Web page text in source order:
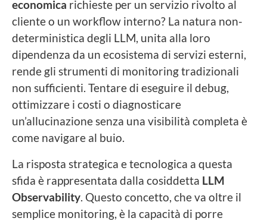
economica richieste per un servizio rivolto al
cliente o un workflow interno? La natura non-
deterministica degli LLM, unita alla loro
dipendenza da un ecosistema di servizi esterni,
rende gli strumenti di monitoring tradizionali
non sufficienti. Tentare di eseguire il debug,
ottimizzare i costi o diagnosticare
un’allucinazione senza una visibilità completa è
come navigare al buio.
La risposta strategica e tecnologica a questa
sfida è rappresentata dalla cosiddetta LLM
Observability. Questo concetto, che va oltre il
semplice monitoring, è la capacità di porre